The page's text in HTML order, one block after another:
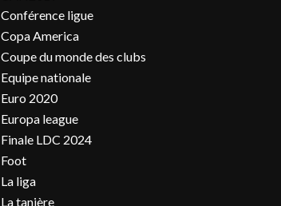
Conférence ligue
Copa America
Coupe du monde des clubs
Equipe nationale
Euro 2020
Europa league
Finale LDC 2024
Foot
La liga
La tanière